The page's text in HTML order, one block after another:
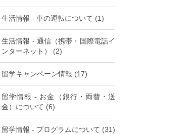
生活情報 - 車の運転について (1)
生活情報 - 通信（携帯・国際電話イ
ンターネット） (2)
留学キャンペーン情報 (17)
留学情報 - お金（銀行・両替・送
金）について (6)
留学情報 - プログラムについて (31)